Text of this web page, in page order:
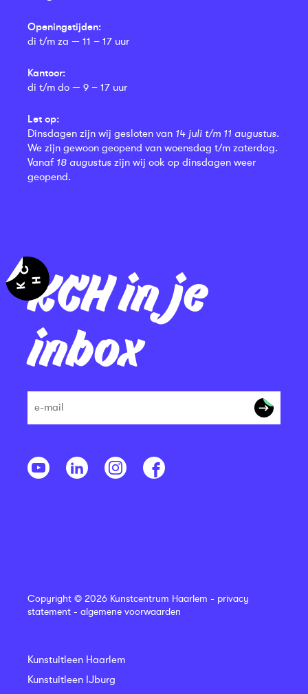
KCH in je
inbox
Openingstijden:
di t/m za — 11 – 17 uur
Kantoor:
di t/m do — 9 – 17 uur
Let op:
Dinsdagen zijn wij gesloten van 14 juli t/m 11 augustus.
We zijn gewoon geopend van woensdag t/m zaterdag.
Vanaf 18 augustus zijn wij ook op dinsdagen weer
geopend.
Copyright © 2026 Kunstcentrum Haarlem - privacy
statement - algemene voorwaarden
Kunstuitleen Haarlem
Kunstuitleen IJburg